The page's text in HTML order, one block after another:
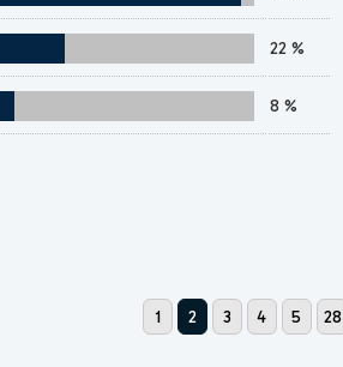
22 %
8 %
1 2 3 4 5 28